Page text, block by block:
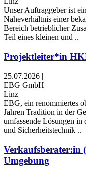
Unser Auftraggeber ist
Naheverhältnis einer
Bereich betrieblicher
Teil eines kleinen und ..
Projektleiter*in
25.07.2026 |
EBG GmbH |
Linz
EBG, ein renommiertes
Jahren Tradition in der
umfassende Lösungen
und Sicherheitstechnik ..
Umgebung